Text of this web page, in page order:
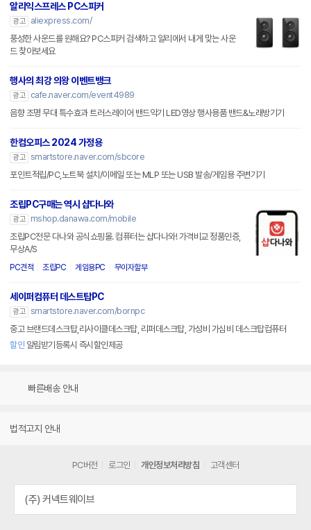
알리익스프레스 PC스피커
광고
aliexpress.com/
풍성한 사운드를 원해요? PC스피커 검색하고 알리에서 내게 맞는 사운
드 찾아보세요
행사의 최강 의왕 이벤트뱅크
광고
cafe.naver.com/event4989
음향 조명 무대 특수효과 트러스레이어 밴드악기 LED영상 행사용품 밴드&노래방기기
한컴오피스 2024 가정용
광고 smartstore.naver.com/sbcore
포인트적립/PC,노트북 설치/이메일 또는 MLP 또는 USB 발송/게임용 주변기기
조립PC구매는 역시 샵다나와
광고
mshop.danawa.com/mobile
조립PC전문 다나와 공식쇼핑몰. 컴퓨터는 샵다나와! 가격비교 정품인증,
무상A/S
PC견적 조립PC 게임용PC 무이자할부
세이퍼컴퓨터 데스트탑PC
광고 smartstore.naver.com/bornpc
중고 브랜드데스크탑,리사이클데스크탑, 리퍼데스크탑, 가성비 가심비 데스크탑컴퓨터
할인 알림받기등록시 즉시할인제공
빠른배송 안내
법적고지 안내
PC버전 로그인 개인정보처리방침 고객센터
(주) 커넥트웨이브